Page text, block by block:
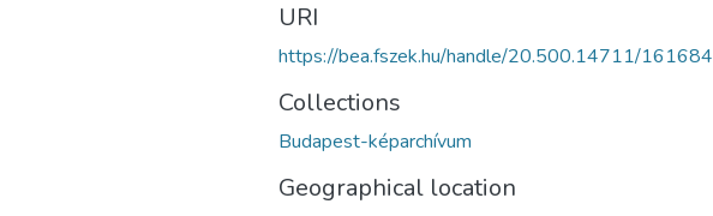
URI
https://bea.fszek.hu/handle/20.500.14711/161684
Collections
Budapest-képarchívum
Geographical location